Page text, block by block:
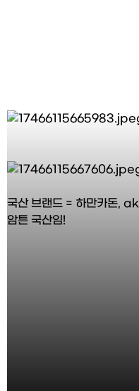
국산 브랜드 = 하만카돈,
암튼 국산임!